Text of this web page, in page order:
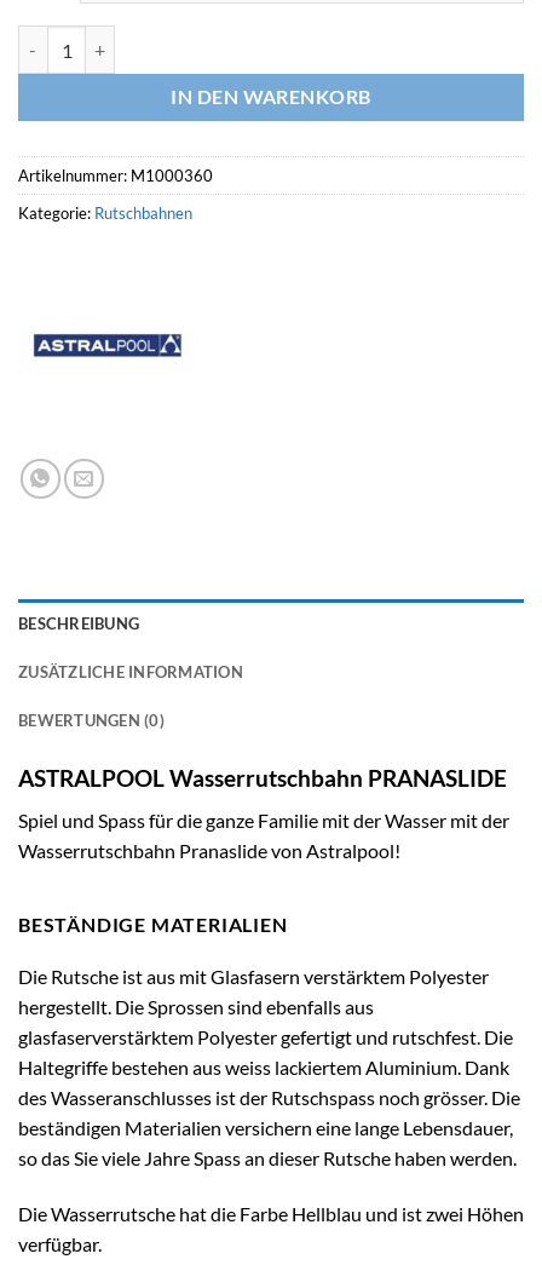
IN DEN WARENKORB
Artikelnummer: M1000360
Kategorie: Rutschbahnen
BESCHREIBUNG
ZUSÄTZLICHE INFORMATION
BEWERTUNGEN (0)
ASTRALPOOL Wasserrutschbahn PRANASLIDE
Spiel und Spass für die ganze Familie mit der Wasser mit der
Wasserrutschbahn Pranaslide von Astralpool!
BESTÄNDIGE MATERIALIEN
Die Rutsche ist aus mit Glasfasern verstärktem Polyester
hergestellt. Die Sprossen sind ebenfalls aus
glasfaserverstärktem Polyester gefertigt und rutschfest. Die
Haltegriffe bestehen aus weiss lackiertem Aluminium. Dank
des Wasseranschlusses ist der Rutschspass noch grösser. Die
beständigen Materialien versichern eine lange Lebensdauer,
so das Sie viele Jahre Spass an dieser Rutsche haben werden.
Die Wasserrutsche hat die Farbe Hellblau und ist zwei Höhen
verfügbar.